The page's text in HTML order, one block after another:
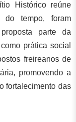
Histórico reúne
do tempo, foram
parte da
prática social
freireanos de
promovendo a
fortalecimento das